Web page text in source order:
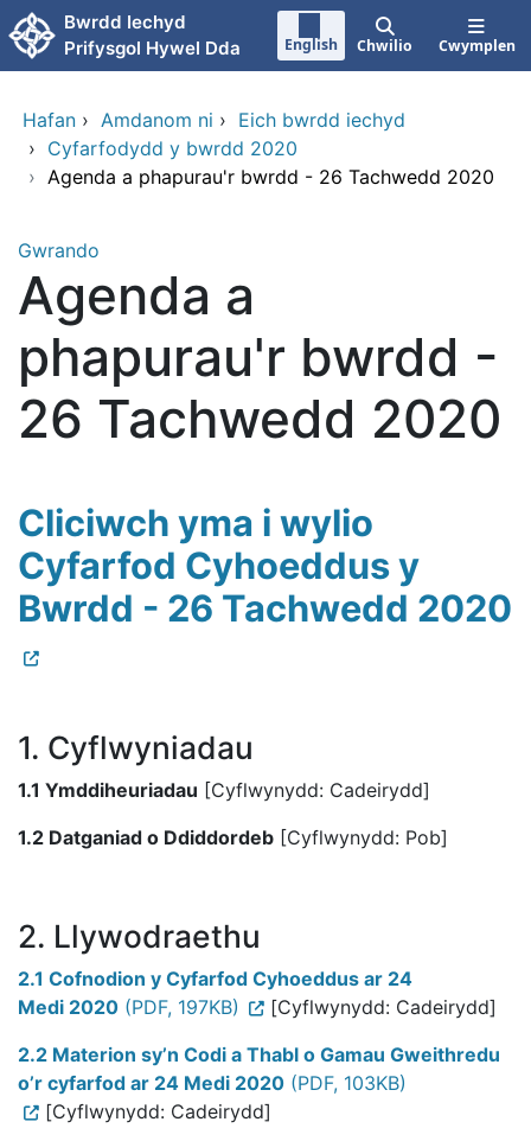
Neidio i'r prif gynnwy
Bwrdd Iechyd
Prifysgol Hywel Dda
English Chwilio Cwymplen
Hafan › Amdanom ni › Eich bwrdd iechyd
› Cyfarfodydd y bwrdd 2020
› Agenda a phapurau'r bwrdd - 26 Tachwedd 2020
Gwrando
Agenda a
phapurau'r bwrdd -
26 Tachwedd 2020
Cliciwch yma i wylio
Cyfarfod Cyhoeddus y
Bwrdd - 26 Tachwedd 2020
1. Cyflwyniadau
1.1 Ymddiheuriadau [Cyflwynydd: Cadeirydd]
1.2 Datganiad o Ddiddordeb [Cyflwynydd: Pob]
2. Llywodraethu
2.1 Cofnodion y Cyfarfod Cyhoeddus ar 24
Medi 2020 (PDF, 197KB)
[Cyflwynydd: Cadeirydd]
2.2 Materion sy’n Codi a Thabl o Gamau Gweithredu
o’r cyfarfod ar 24 Medi 2020 (PDF, 103KB)
[Cyflwynydd: Cadeirydd]